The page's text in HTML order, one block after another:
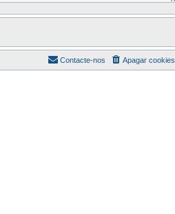
Apagar cookies
Contacte-nos